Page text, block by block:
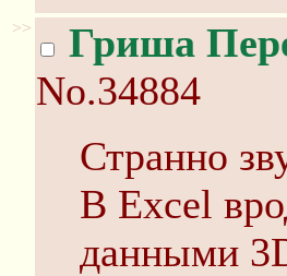
>> Гриша
No.34884
Странно
В Excel
данными